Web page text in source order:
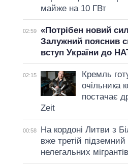
майже на 10 ГВт
02:59
«Потрібен новий
Залужний пояснив
вступ України до
02:15
Кремль
очільника
постачає
Zeit
00:58
На кордоні Литви з
вже третій
нелегальних мігрантів